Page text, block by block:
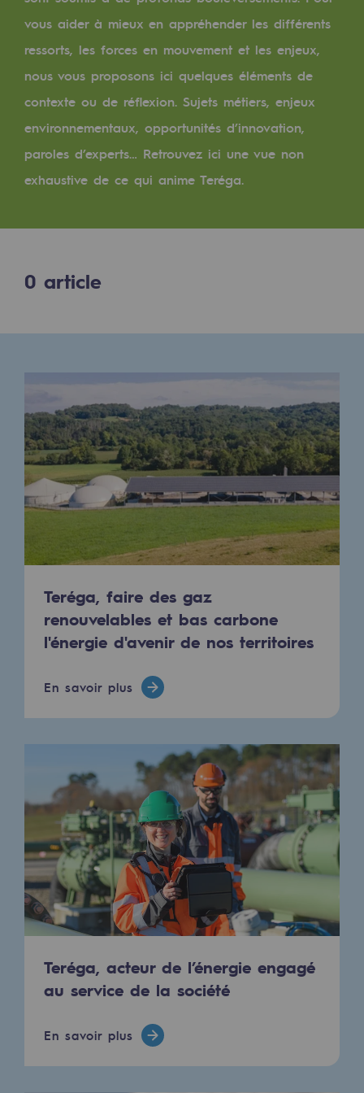
Transversalité et Collaboratif
Notre culture et nos valeurs
Une organisation certifiée
Notre organisation
Notre organisation
Indicateurs
Les énergies d'avenir
Notre vision
Gaz renouvelables et procédés durables
Gaz renouvelables et procédés
Pyrogazéification et gazéification
Méthanation
Nouveaux usages
Concertations CH4, H2 et CO2
Espace pédagogique
Espace pédagogique
2050 : un monde d’énergies
Objectif Hydrogène
CCUS Objectif Zéro CO2
Objectif Biométhane
Le Labo
Acteur engagé
Ambition RSE
Responsabilité environnementale
vous aider à mieux en appréhender les différents
ressorts, les forces en mouvement et les enjeux,
nous vous proposons ici quelques éléments de
contexte ou de réflexion. Sujets métiers, enjeux
environnementaux, opportunités d’innovation,
paroles d’experts… Retrouvez ici une vue non
exhaustive de ce qui anime Teréga.
0 article
Teréga, faire des gaz
renouvelables et bas carbone
l'énergie d'avenir de nos territoires
En savoir plus
Teréga, acteur de l’énergie engagé
au service de la société
En savoir plus